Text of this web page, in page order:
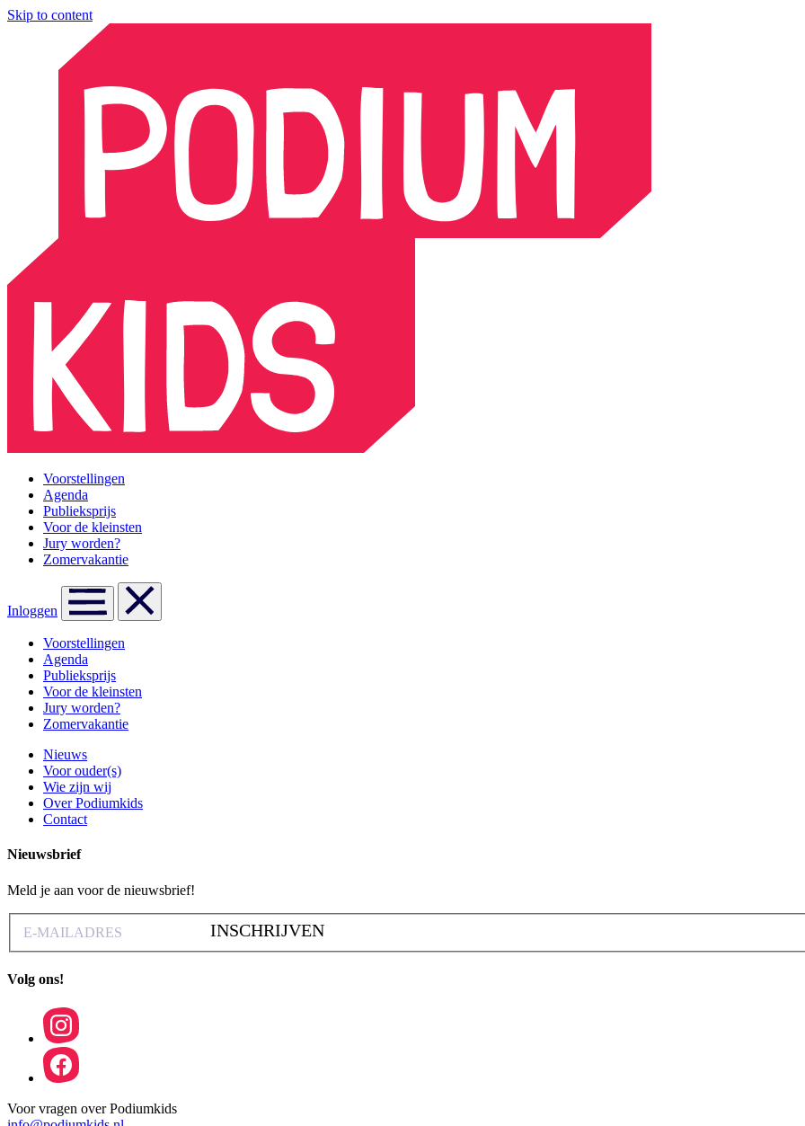
Skip to content
Voorstellingen
Agenda
Publieksprijs
Voor de kleinsten
Jury worden?
Zomervakantie
Inloggen
Voorstellingen
Agenda
Publieksprijs
Voor de kleinsten
Jury worden?
Zomervakantie
Nieuws
Voor ouder(s)
Wie zijn wij
Over Podiumkids
Contact
Nieuwsbrief
Meld je aan voor de nieuwsbrief!
INSCHRIJVEN
Volg ons!
Voor vragen over Podiumkids